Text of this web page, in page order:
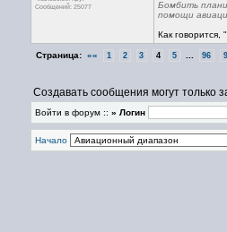
Сообщений: 25077
Бомбить
помощи
Как
Страница: «« 1 2 3 4 5 96
Создавать сообщения могут только
Войти в форум :: » Логин
Начало